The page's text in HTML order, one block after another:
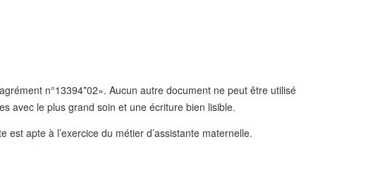
n°13394*02». Aucun autre document ne peut être utilisé
avec le plus grand soin et une écriture bien lisible.
apte à l’exercice du métier d’assistante maternelle.